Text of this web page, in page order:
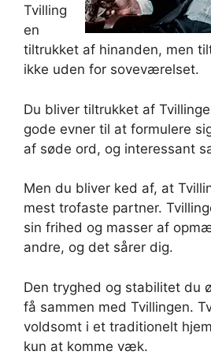
Tvilling
en
tiltrukket af hinanden, men
ikke uden for soveværelset.
Du bliver tiltrukket af
gode evner til at formulere
af søde ord, og interessant
Men du bliver ked af, at
mest trofaste partner.
sin frihed og masser af
andre, og det sårer dig.
Den tryghed og stabilitet du
få sammen med Tvillingen.
voldsomt i et traditionelt
kun at komme væk.